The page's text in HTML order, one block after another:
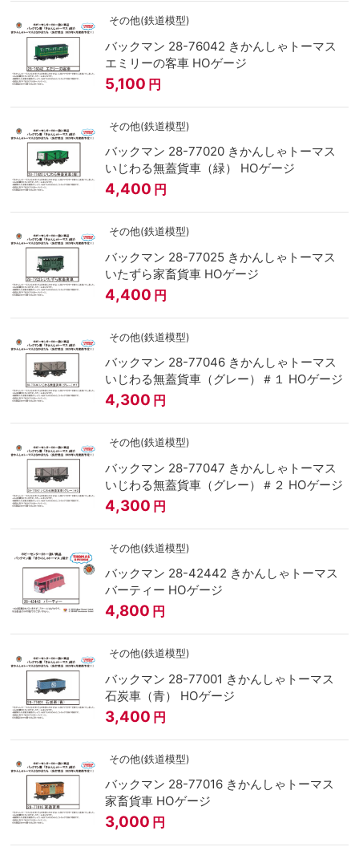
その他(鉄道模型)
バックマン 28-76042 きかんしゃトーマス
エミリーの客車 HOゲージ
5,100 円
その他(鉄道模型)
バックマン 28-77020 きかんしゃトーマス
いじわる無蓋貨車（緑） HOゲージ
4,400 円
その他(鉄道模型)
バックマン 28-77025 きかんしゃトーマス
いたずら家畜貨車 HOゲージ
4,400 円
その他(鉄道模型)
バックマン 28-77046 きかんしゃトーマス
いじわる無蓋貨車（グレー）＃１ HOゲージ
4,300 円
その他(鉄道模型)
バックマン 28-77047 きかんしゃトーマス
いじわる無蓋貨車（グレー）＃２ HOゲージ
4,300 円
その他(鉄道模型)
バックマン 28-42442 きかんしゃトーマス
バーティー HOゲージ
4,800 円
その他(鉄道模型)
バックマン 28-77001 きかんしゃトーマス
石炭車（青） HOゲージ
3,400 円
その他(鉄道模型)
バックマン 28-77016 きかんしゃトーマス
家畜貨車 HOゲージ
3,000 円